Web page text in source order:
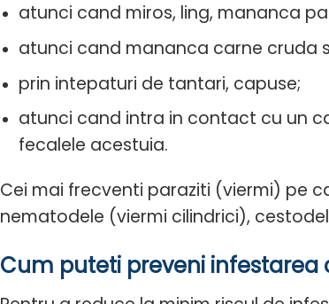
atunci cand miros, ling, mananca
atunci cand mananca carne cruda
prin intepaturi de tantari, capuse;
atunci cand intra in contact cu un
fecalele acestuia.
Cei mai frecventi paraziti (viermi) pe
nematodele (viermi cilindrici),
Cum puteti preveni infestarea